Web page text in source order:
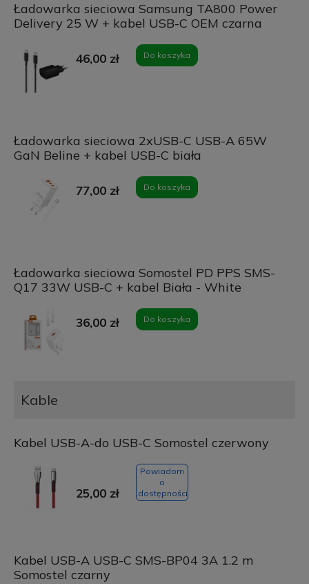
Ładowarka sieciowa Samsung TA800 Power
Delivery 25 W + kabel USB-C OEM czarna
46,00 zł Do koszyka
Ładowarka sieciowa 2xUSB-C USB-A 65W
GaN Beline + kabel USB-C biała
77,00 zł Do koszyka
Ładowarka sieciowa Somostel PD PPS SMS-
Q17 33W USB-C + kabel Biała - White
36,00 zł Do koszyka
Kable
Kabel USB-A-do USB-C Somostel czerwony
25,00 zł
Powiadom
o
dostępności
Kabel USB-A USB-C SMS-BP04 3A 1.2 m
Somostel czarny